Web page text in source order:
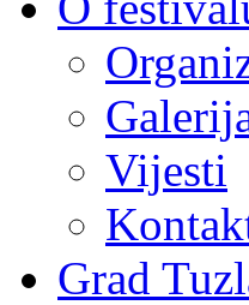
Vijesti
Grad